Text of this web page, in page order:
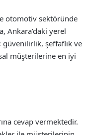
otomotiv sektöründe
Ankara’daki yerel
güvenilirlik, şeffaflık ve
müşterilerine en iyi
cevap vermektedir.